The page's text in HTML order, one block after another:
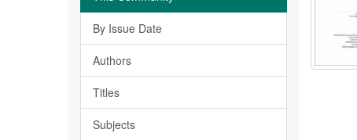
By Issue Date
Authors
Titles
Subjects